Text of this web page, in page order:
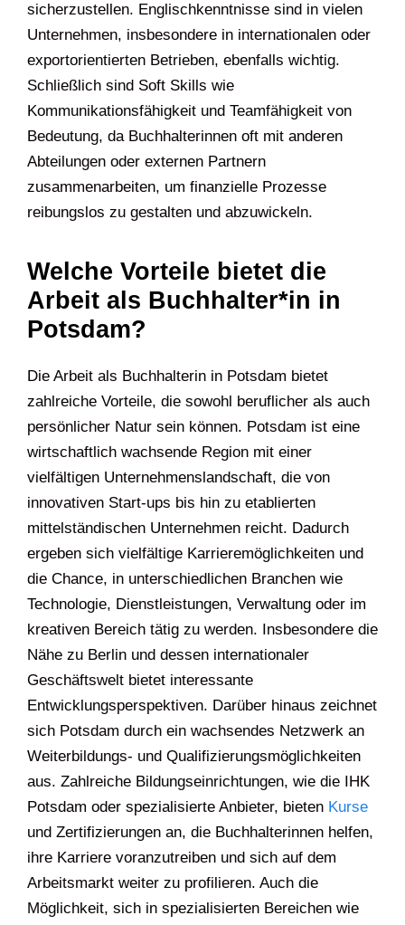
sicherzustellen. Englischkenntnisse sind in vielen
Unternehmen, insbesondere in internationalen oder
exportorientierten Betrieben, ebenfalls wichtig.
Schließlich sind Soft Skills wie
Kommunikationsfähigkeit und Teamfähigkeit von
Bedeutung, da Buchhalterinnen oft mit anderen
Abteilungen oder externen Partnern
zusammenarbeiten, um finanzielle Prozesse
reibungslos zu gestalten und abzuwickeln.
Welche Vorteile bietet die
Arbeit als Buchhalter*in in
Potsdam?
Die Arbeit als Buchhalterin in Potsdam bietet
zahlreiche Vorteile, die sowohl beruflicher als auch
persönlicher Natur sein können. Potsdam ist eine
wirtschaftlich wachsende Region mit einer
vielfältigen Unternehmenslandschaft, die von
innovativen Start-ups bis hin zu etablierten
mittelständischen Unternehmen reicht. Dadurch
ergeben sich vielfältige Karrieremöglichkeiten und
die Chance, in unterschiedlichen Branchen wie
Technologie, Dienstleistungen, Verwaltung oder im
kreativen Bereich tätig zu werden. Insbesondere die
Nähe zu Berlin und dessen internationaler
Geschäftswelt bietet interessante
Entwicklungsperspektiven. Darüber hinaus zeichnet
sich Potsdam durch ein wachsendes Netzwerk an
Weiterbildungs- und Qualifizierungsmöglichkeiten
aus. Zahlreiche Bildungseinrichtungen, wie die IHK
Potsdam oder spezialisierte Anbieter, bieten Kurse
und Zertifizierungen an, die Buchhalterinnen helfen,
ihre Karriere voranzutreiben und sich auf dem
Arbeitsmarkt weiter zu profilieren. Auch die
Möglichkeit, sich in spezialisierten Bereichen wie